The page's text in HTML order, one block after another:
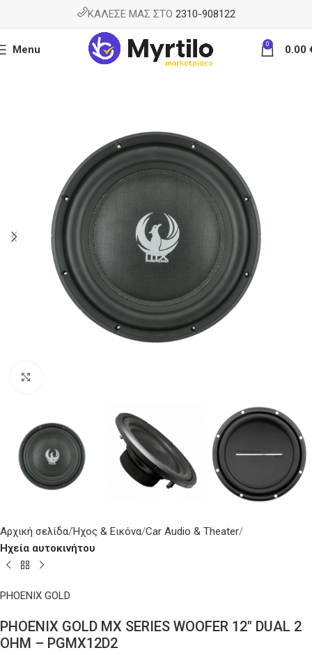
ΚΑΛΕΣΕ ΜΑΣ ΣΤΟ 2310-908122
Menu 0 0.00
Αρχική σελίδα Ήχος & Εικόνα Car Audio & Theater
Ηχεία αυτοκινήτου
PHOENIX GOLD
ΡΗΟΕΝΙΧ GOLD MX SERIES WOOFER 12″ DUAL 2
OHM – PGMX12D2